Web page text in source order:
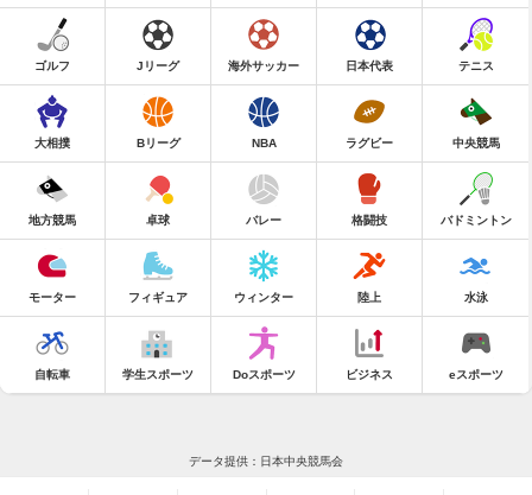
ゴルフ Jリーグ 海外サッカー 日本代表 テニス
大相撲 Bリーグ NBA ラグビー 中央競馬
地方競馬 卓球 バレー 格闘技 バドミントン
モーター フィギュア ウィンター 陸上 水泳
自転車 学生スポーツ Doスポーツ ビジネス eスポーツ
データ提供：日本中央競馬会